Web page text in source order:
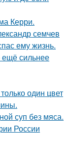
Керри.
семчев
ему жизнь.
ещё сильнее
один цвет
суп без мяса.
России